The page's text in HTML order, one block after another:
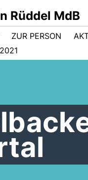
Rüddel MdB
ZUR PERSON